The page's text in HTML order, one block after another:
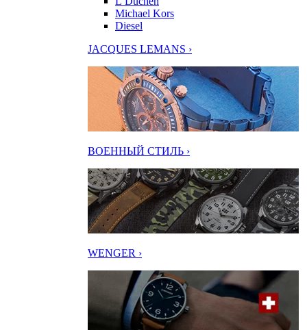
Michael Kors
Diesel
JACQUES LEMANS ›
ВОЕННЫЙ СТИЛЬ ›
WENGER ›